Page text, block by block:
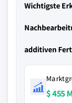
Wichtigste
additiven
$ 455